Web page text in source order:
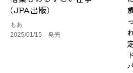
(JPA出版)
もあ
2025/01/15 発売